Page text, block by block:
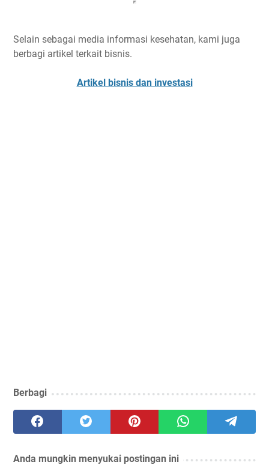
Selain sebagai media informasi kesehatan, kami juga
berbagi artikel terkait bisnis.
Artikel bisnis dan investasi
Berbagi
Anda mungkin menyukai postingan ini